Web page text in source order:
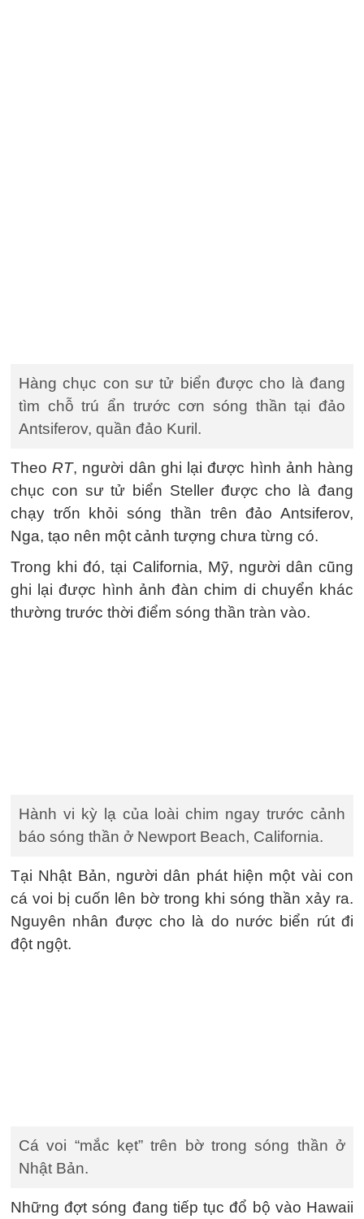
Hàng chục con sư tử biển được cho là đang
tìm chỗ trú ẩn trước cơn sóng thần tại đảo
Antsiferov, quần đảo Kuril.
TheoRT, người dân ghi lại được hình ảnh hàng
chục con sư tử biển Steller được cho là đang
chạy trốn khỏi sóng thần trên đảo Antsiferov,
Nga, tạo nên một cảnh tượng chưa từng có.
Trong khi đó, tại California, Mỹ, người dân cũng
ghi lại được hình ảnh đàn chim di chuyển khác
thường trước thời điểm sóng thần tràn vào.
Hành vi kỳ lạ của loài chim ngay trước cảnh
báo sóng thần ở Newport Beach, California.
Tại Nhật Bản, người dân phát hiện một vài con
cá voi bị cuốn lên bờ trong khi sóng thần xảy ra.
Nguyên nhân được cho là do nước biển rút đi
đột ngột.
Cá voi “mắc kẹt” trên bờ trong sóng thần ở
Nhật Bản.
Những đợt sóng đang tiếp tục đổ bộ vào Hawaii